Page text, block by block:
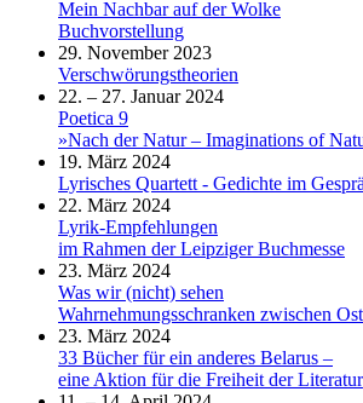
Mein Nachbar auf der Wolke
Buchvorstellung
29. November 2023
Verschwörungstheorien
22. – 27. Januar 2024
Poetica 9
»Nach der Natur – Imaginations of
19. März 2024
Lyrisches Quartett - Gedichte im
22. März 2024
Lyrik-Empfehlungen
im Rahmen der Leipziger Buchmesse
23. März 2024
Was wir (nicht) sehen
Wahrnehmungsschranken zwischen
23. März 2024
33 Bücher für ein anderes Belarus –
eine Aktion für die Freiheit der Literatur